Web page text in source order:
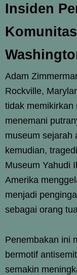
Insiden
Adam
Rockville,
tidak memikirkan
menemani
museum sejarah
kemudian,
Museum Yahudi
Amerika
menjadi
sebagai orang
Penembakan ini
bermotif
semakin